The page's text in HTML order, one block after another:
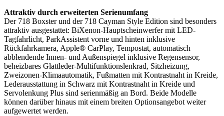
Attraktiv durch erweiterten Serienumfang
Der 718 Boxster und der 718 Cayman Style Edition sind besonders
attraktiv ausgestattet: BiXenon-Hauptscheinwerfer mit LED-
Tagfahrlicht, ParkAssistent vorne und hinten inklusive
Rückfahrkamera, Apple® CarPlay, Tempostat, automatisch
abblendende Innen- und Außenspiegel inklusive Regensensor,
beheizbares Glattleder-Multifunktionslenkrad, Sitzheizung,
Zweizonen-Klimaautomatik, Fußmatten mit Kontrastnaht in Kreide,
Lederausstattung in Schwarz mit Kontrastnaht in Kreide und
Servolenkung Plus sind serienmäßig an Bord. Beide Modelle
können darüber hinaus mit einem breiten Optionsangebot weiter
aufgewertet werden.